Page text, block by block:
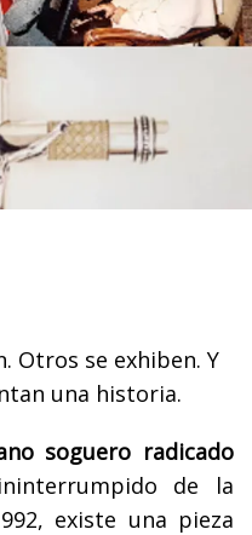
Otros se exhiben. Y
una historia.
soguero radicado
de la
existe una pieza